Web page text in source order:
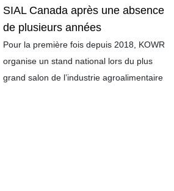
SIAL Canada après une absence
de plusieurs années
Pour la première fois depuis 2018, KOWR
organise un stand national lors du plus
grand salon de l’industrie agroalimentaire